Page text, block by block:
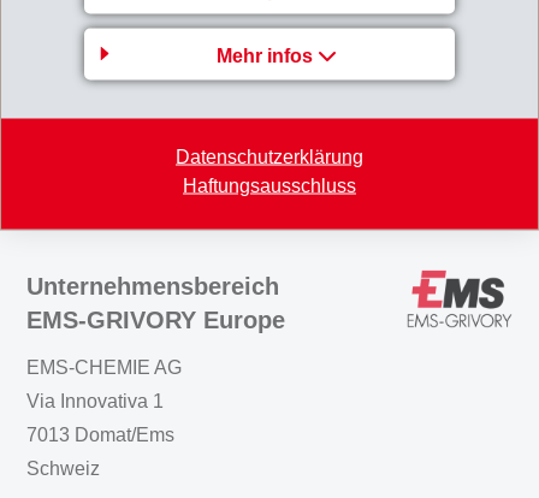
Mehr infos
Datenschutzerklärung
Haftungsausschluss
die Herstellung von BPA/BADGE-freien
Beschichtungen.
Unternehmensbereich
EMS-GRIVORY Europe
EMS-CHEMIE AG
Via Innovativa 1
7013 Domat/Ems
Schweiz